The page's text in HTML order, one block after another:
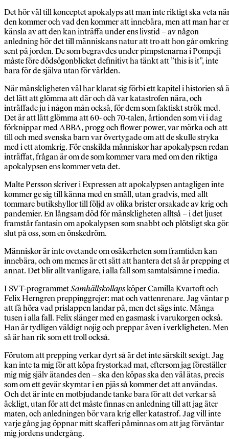
Det hör väl till konceptet apokalyps att man inte riktigt ska veta
den kommer och vad den kommer att innebära, men att man har
känsla av att den kan inträffa under ens livstid – av någon
anledning hör det till människans natur att tro att hon går omkring
sent på jorden. De som begravdes under pimpstenarna i Pompeji
måste före dödsögonblicket definitivt ha tänkt att ”this is it”, inte
bara för de själva utan för världen.
När mänskligheten väl har klarat sig förbi ett kapitel i historien så
det lätt att glömma att där och då var katastrofen nära, och
inträffade ju i någon mån också, för dem som faktiskt strök med.
Det är att lätt glömma att 60- och 70-talen, årtionden som vi i dag
förknippar med ABBA, progg och flower power, var mörka och att
till och med svenska barn var övertygade om att de skulle stryka
med i ett atomkrig. För enskilda människor har apokalypsen redan
inträffat, frågan är om de som kommer vara med om den riktiga
apokalypsen ens kommer veta det.
Malte Persson skriver i Expressen att apokalypsen antagligen inte
kommer ge sig till känna med en smäll, utan gradvis, med allt
tommare butikshyllor till följd av olika brister orsakade av krig och
pandemier. En långsam död för mänskligheten alltså – i det ljuset
framstår fantasin om apokalypsen som snabbt och plötsligt ska
slut på oss, som en önskedröm.
Människor är inte ovetande om osäkerheten som framtiden kan
innebära, och om memes är ett sätt att hantera det så är prepping
annat. Det blir allt vanligare, i alla fall som samtalsämne i media.
I SVT-programmetSamhällskollapsköper Camilla Kvartoft och
Felix Herngren preppinggrejer: mat och vatten­renare. Jag väntar
att få höra vad prislappen landar på, men det sägs inte. Många
tusen i alla fall. Felix slänger med en gasmask i varukorgen också.
Han är tydligen väldigt nojig och preppar även i verkligheten. Men
så är han rik som ett troll också.
Förutom att prepping verkar dyrt så är det inte särskilt sexigt. Jag
kan inte ta mig för att köpa frystorkad mat, eftersom jag före­ställer
mig mig själv ätandes den – ska den köpas ska den väl ätas, precis
som om ett gevär skymtar i en pjäs så kommer det att användas.
Och det är inte en mot­bjudande tanke bara för att det verkar så
äckligt, utan för att det måste finnas en anledning till att jag äter
maten, och anledningen bör vara krig eller katastrof. Jag vill inte
varje gång jag öppnar mitt skafferi påminnas om att jag förväntar
mig jordens undergång.